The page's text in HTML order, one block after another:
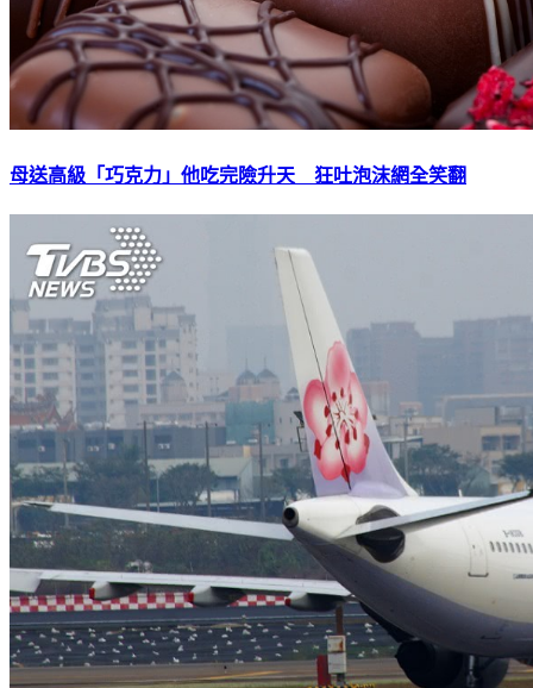
母送高級「巧克力」他吃完險升天 狂吐泡沫網全笑翻